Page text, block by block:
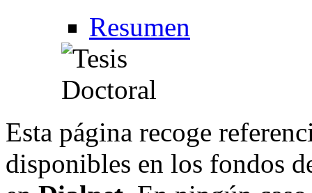
Resumen
Esta página recoge
disponibles en los fondos